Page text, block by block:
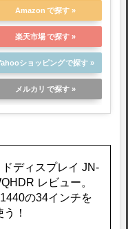
Amazon
楽天市場
ショッピング
メルカリ
ディスプレイ JN-
レビュー。
の34インチを
！